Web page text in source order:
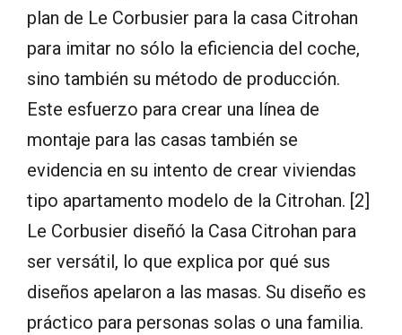
plan de Le Corbusier para la casa Citrohan
para imitar no sólo la eficiencia del coche,
sino también su método de producción.
Este esfuerzo para crear una línea de
montaje para las casas también se
evidencia en su intento de crear viviendas
tipo apartamento modelo de la Citrohan. [2]
Le Corbusier diseñó la Casa Citrohan para
ser versátil, lo que explica por qué sus
diseños apelaron a las masas. Su diseño es
práctico para personas solas o una familia.